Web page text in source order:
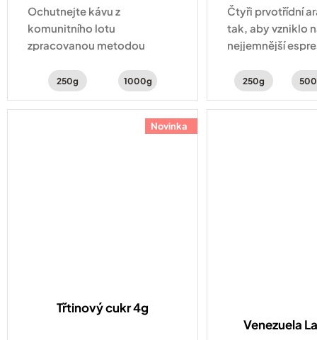
Ochutnejte kávu z
komunitního lotu
zpracovanou metodou
lesního ovoce, ibišku a
250g 1000g
Čtyři prvotřídní
tak, aby vzniklo
nejjemnější
a kakaové tóny.
250g
Novinka
Třtinový cukr 4g
Venezuela